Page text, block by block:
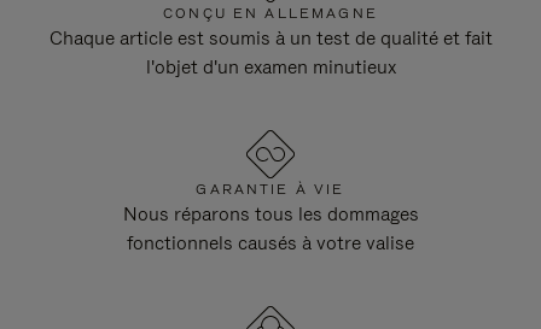
CONÇU EN ALLEMAGNE
Chaque article est soumis à un test de qualité et fait
l'objet d'un examen minutieux
GARANTIE À VIE
Nous réparons tous les dommages
fonctionnels causés à votre valise